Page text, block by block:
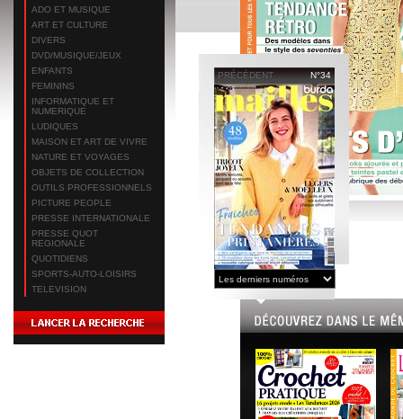
ADO ET MUSIQUE
ART ET CULTURE
DIVERS
DVD/MUSIQUE/JEUX
ENFANTS
FEMININS
INFORMATIQUE ET
NUMERIQUE
LUDIQUES
MAISON ET ART DE VIVRE
NATURE ET VOYAGES
OBJETS DE COLLECTION
OUTILS PROFESSIONNELS
PICTURE PEOPLE
PRESSE INTERNATIONALE
PRESSE QUOT
REGIONALE
QUOTIDIENS
SPORTS-AUTO-LOISIRS
TELEVISION
PRÉCÉDENT N°34